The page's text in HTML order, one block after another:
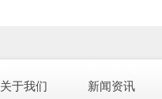
关于我们 新闻资讯